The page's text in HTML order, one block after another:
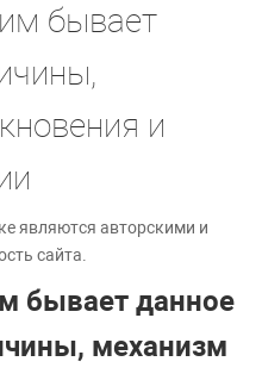
бывает
и
являются авторскими и
сайта.
бывает данное
механизм